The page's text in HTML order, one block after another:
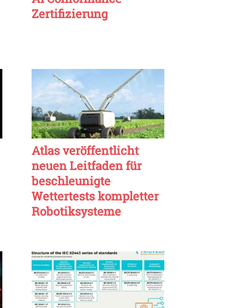
Zertifizierung
Atlas veröffentlicht
neuen Leitfaden für
beschleunigte
Wettertests kompletter
Robotiksysteme